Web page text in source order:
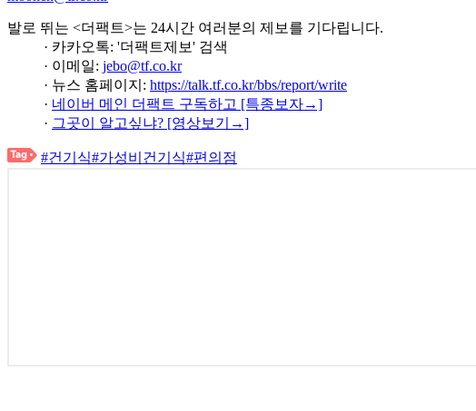
발로 뛰는 <더팩트>는 24시간 여러분의 제보를 기다립니다.
· 카카오톡: '더팩트제보' 검색
· 이메일: jebo@tf.co.kr
· 뉴스 홈페이지: https://talk.tf.co.kr/bbs/report/write
· 네이버 메인 더팩트 구독하고 [특종보자→]
· 그곳이 알고싶냐? [영상보기→]
#건기식#가성비건기식#편의점